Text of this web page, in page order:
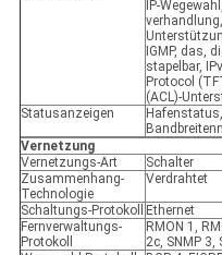
IP-
IGMP, das,
stapelbar,
Protocol
(ACL)-
Statusanzeigen
Vernetzung
Vernetzungs-Art
Schalter
Zusammenhang-
Technologie
Verdrahtet
Schaltungs-Protokoll
Ethernet
Fernverwaltungs-
Protokoll
RMON 1,
2c, SNMP 3,